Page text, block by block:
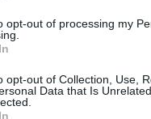
opt-out of processing my
opt-out of Collection, Use,
Data that Is